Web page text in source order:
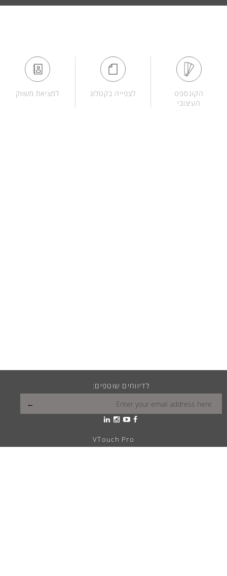
הקונספט
העיצובי
לצפייה בקטלוג למציאת משווק
לדיווחים שוטפים:
VTouch Pro
VMax